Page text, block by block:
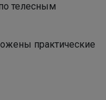
телесным
практические